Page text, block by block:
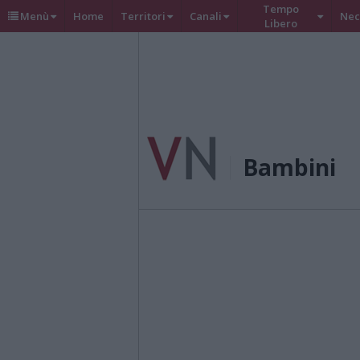
Menù Home Territori Canali
Tempo
Libero
Bambini